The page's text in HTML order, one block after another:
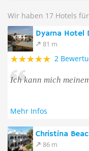
Wir haben 17 Hotels
Dyarna Hotel
81 m
2
Ich kann mich
Mehr Infos
Christina
86 m